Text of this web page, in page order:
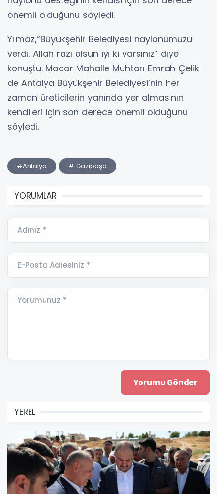
önemli olduğunu söyledi.
Yılmaz,“Büyükşehir Belediyesi naylonumuzu
verdi. Allah razı olsun iyi ki varsınız” diye
konuştu. Macar Mahalle Muhtarı Emrah Çelik
de Antalya Büyükşehir Belediyesi’nin her
zaman üreticilerin yanında yer almasının
kendileri için son derece önemli olduğunu
söyledi.
#Antalya # Gazipaşa
YORUMLAR
Adınız *
E-Posta Adresiniz *
Yorumunuz *
YEREL